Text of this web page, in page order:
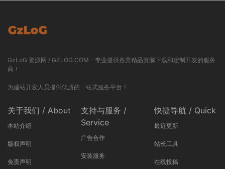
GzLoG 资源网 / GZLOG.COM - 专业提供各类精品资源下载和定制开发的服务
商！
为建站开发人员提供优质的一站式服务平台！
关于我们 / About
本站介绍
版权声明
免责声明
支持与服务 /
Service
广告合作
安装服务
快捷导航 / Quick
最近更新
站长工具
在线投稿